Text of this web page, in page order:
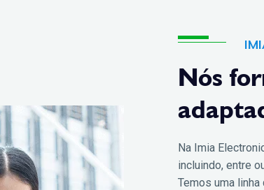
Nós
Na Imia
incluindo, entre
Temos uma